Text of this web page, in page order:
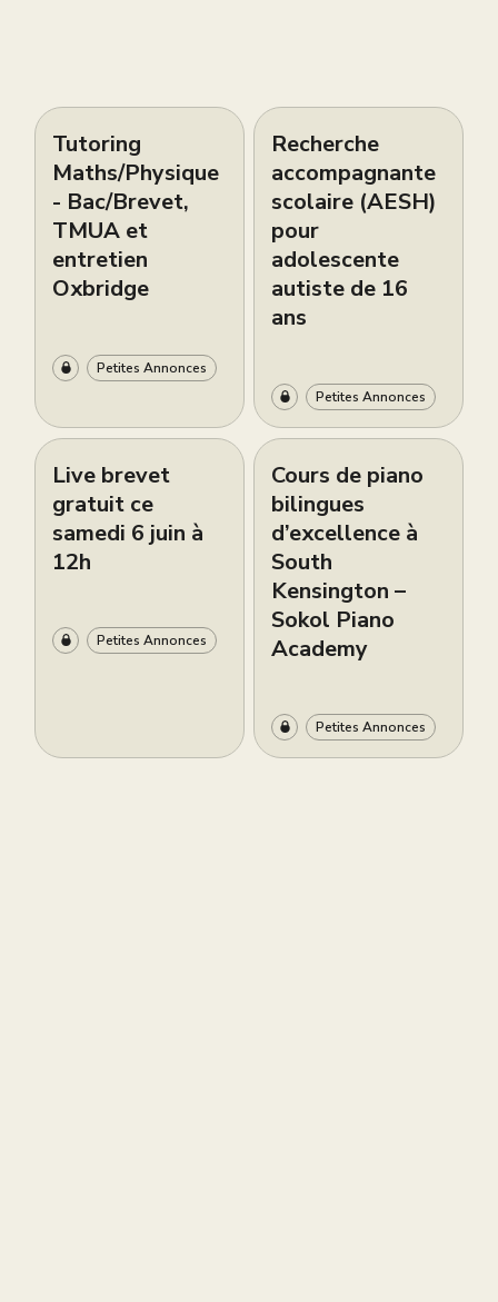
Tutoring
Maths/Physique
- Bac/Brevet,
TMUA et
entretien
Oxbridge
Petites Annonces
Recherche
accompagnante
scolaire (AESH)
pour
adolescente
autiste de 16
ans
Petites Annonces
Live brevet
gratuit ce
samedi 6 juin à
12h
Petites Annonces
Cours de piano
bilingues
d’excellence à
South
Kensington –
Sokol Piano
Academy
Petites Annonces